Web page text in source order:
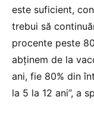
este suficient,
trebui să
procente peste
abţinem de la
ani, fie 80% din
la 5 la 12 ani”, a